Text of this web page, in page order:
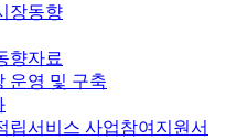
장동향
향자료
운영 및 구축
립서비스 사업참여지원서